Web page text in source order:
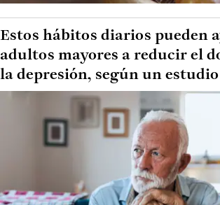
Estos hábitos diarios pueden
adultos mayores a reducir el
la depresión, según un estudio